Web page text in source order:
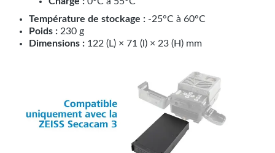
Température de stockage : -25°C à 60°C
Poids : 230 g
Dimensions : 122 (L) × 71 (l) × 23 (H) mm